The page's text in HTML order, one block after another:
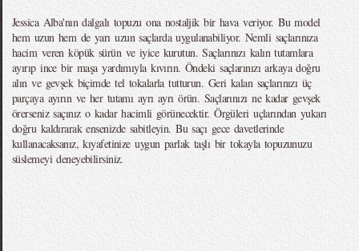
Jessica Alba'nın dalgalı topuzu ona nostaljik bir hava veriyor. Bu model
hem uzun hem de yarı uzun saçlarda uygulanabiliyor. Nemli saçlarınıza
hacim veren köpük sürün ve iyice kurutun. Saçlarınızı kalın tutamlara
ayırıp ince bir maşa yardımıyla kıvırın. Öndeki saçlarınızı arkaya doğru
alın ve gevşek biçimde tel tokalarla tutturun. Geri kalan saçlarınızı üç
parçaya ayırın ve her tutamı ayrı ayrı örün. Saçlarınızı ne kadar gevşek
örerseniz saçınız o kadar hacimli görünecektir. Örgüleri uçlarından yukarı
doğru kaldırarak ensenizde sabitleyin. Bu saçı gece davetlerinde
kullanacaksanız, kıyafetinize uygun parlak taşlı bir tokayla topuzunuzu
süslemeyi deneyebilirsiniz.